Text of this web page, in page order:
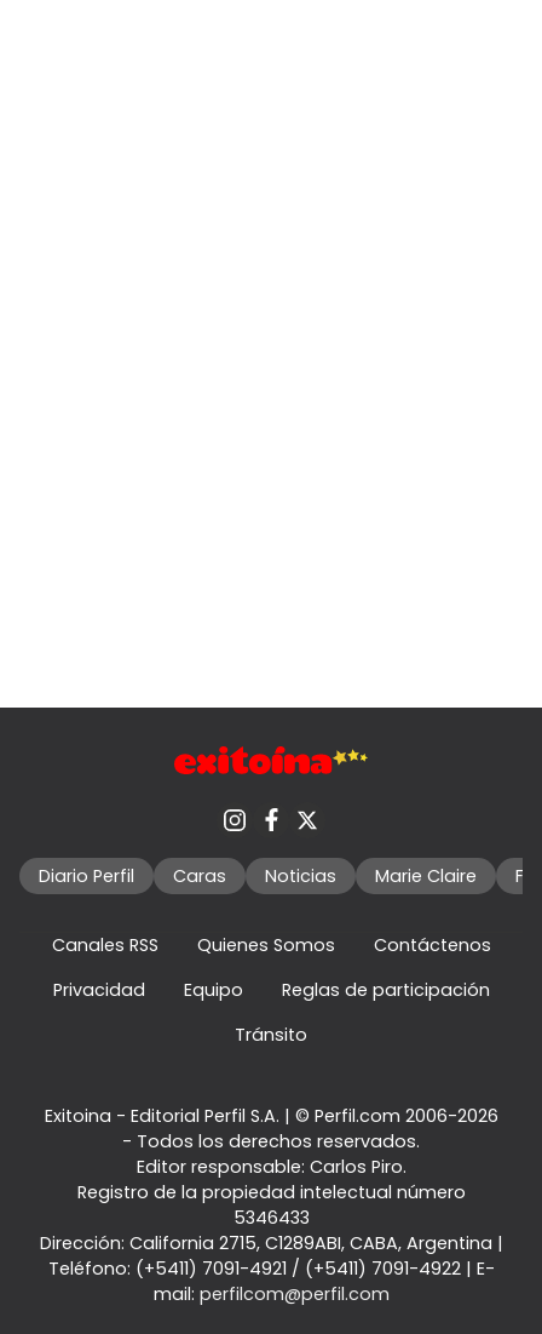
Diario Perfil Caras Noticias Marie Claire
Canales RSS Quienes Somos
Contáctenos
Privacidad
Equipo
Reglas de participación
Tránsito
Exitoina - Editorial Perfil S.A. | © Perfil.com 2006-2026
- Todos los derechos reservados.
Editor responsable: Carlos Piro.
Registro de la propiedad intelectual número
5346433
Dirección: California 2715, C1289ABI, CABA, Argentina |
Teléfono: (+5411) 7091-4921 / (+5411) 7091-4922| E-
mail: perfilcom@perfil.com